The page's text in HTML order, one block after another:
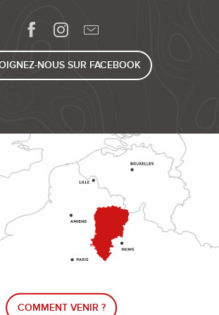
NOUS SUR FACEBOOK
COMMENT VENIR ?